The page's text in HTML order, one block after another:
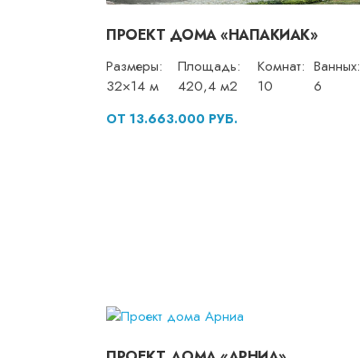
ПРОЕКТ ДОМА «НАПАКИАК»
Размеры:
32×14 м
Площадь:
420,4 м2
Комнат:
10
Ванных:
6
ОТ 13.663.000 РУБ.